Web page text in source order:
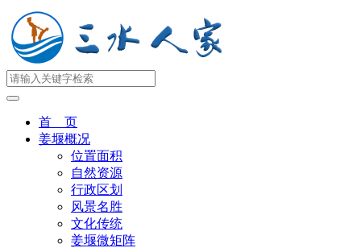
首 页
姜堰概况
位置面积
自然资源
行政区划
风景名胜
文化传统
姜堰微矩阵